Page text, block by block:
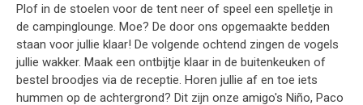
Plof in de stoelen voor de tent neer of speel een spelletje in
de campinglounge. Moe? De door ons opgemaakte bedden
staan voor jullie klaar! De volgende ochtend zingen de vogels
jullie wakker. Maak een ontbijtje klaar in de buitenkeuken of
bestel broodjes via de receptie. Horen jullie af en toe iets
hummen op de achtergrond? Dit zijn onze amigo's Niño, Paco